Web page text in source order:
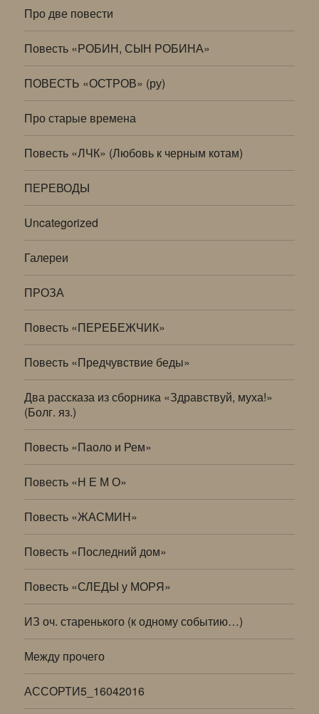
Про две повести
Повесть «РОБИН, СЫН РОБИНА»
ПОВЕСТЬ «ОСТРОВ» (ру)
Про старые времена
Повесть «ЛЧК» (Любовь к черным котам)
ПЕРЕВОДЫ
Uncategorized
Галереи
ПРОЗА
Повесть «ПЕРЕБЕЖЧИК»
Повесть «Предчувствие беды»
Два рассказа из сборника «Здравствуй, муха!»
(Болг. яз.)
Повесть «Паоло и Рем»
Повесть «Н Е М О»
Повесть «ЖАСМИН»
Повесть «Последний дом»
Повесть «СЛЕДЫ у МОРЯ»
ИЗ оч. старенького (к одному событию…)
Между прочего
АССОРТИ5_16042016